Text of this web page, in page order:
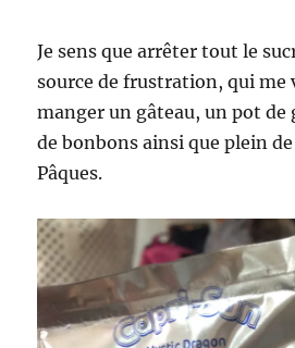
Je sens que arrêter tout le
source de frustration, qui me
manger un gâteau, un pot de
de bonbons ainsi que plein
Pâques.